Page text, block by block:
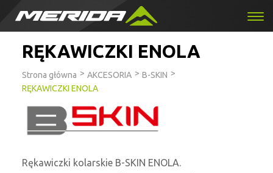
RĘKAWICZKI ENOLA
Strona główna > AKCESORIA > B-SKIN >
RĘKAWICZKI ENOLA
Rękawiczki kolarskie B-SKIN ENOLA.